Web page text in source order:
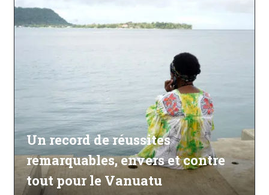
Un record de réussites
remarquables, envers et contre
tout pour le Vanuatu